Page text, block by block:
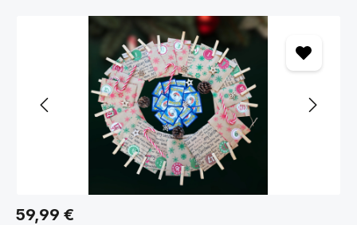
POKÉMON EINZELKARTEN NACH SETS
Finde deine Wunschkarten schnell und übersichtlich nach
Set sortiert – von Karmesin & Purpur über 151 bis hin zu
beliebten Klassikern.
ALLE SETS ANSEHEN
Bildergalerie überspringen
Regulärer Preis:
59,99 €